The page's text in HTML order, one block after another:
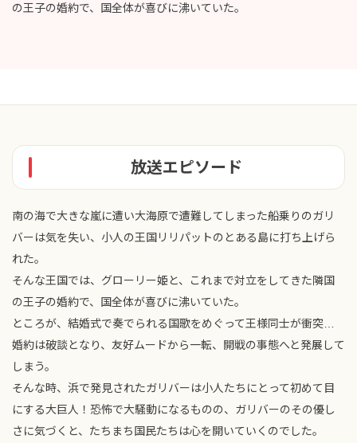
の王子の婚約で、国全体が喜びに沸いていた。
放送エピソード
南の海で大きな嵐に遭い大海原で遭難してしまった船乗りのガリ
バーは気を失い、小人の王国リリパットのとある島に打ち上げら
れた。
そんな王国では、グローリー姫と、これまで対立をしてきた隣国
の王子の婚約で、国全体が喜びに沸いていた。
ところが、結婚式で奏でられる国歌をめぐって王様同士が衝突…
婚約は破談となり、友好ムードから一転、開戦の事態へと発展して
しまう。
そんな時、浜で発見されたガリバーは小人たちにとって初めて目
にする大巨人！恐怖で大騒動になるものの、ガリバーのその優し
さに気づくと、たちまち国民たちは心を開いていくのでした。